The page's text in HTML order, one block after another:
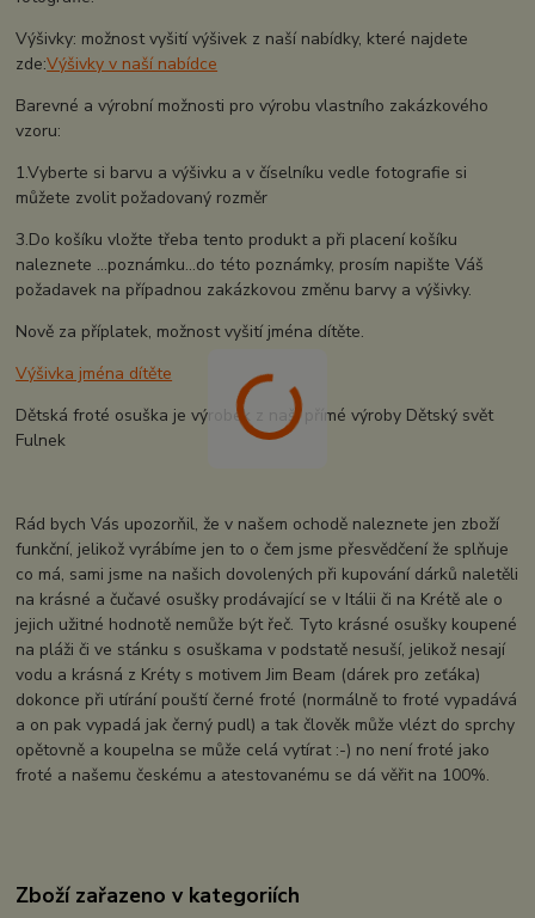
Výšivky: možnost vyšití výšivek z naší nabídky, které najdete
zde:Výšivky v naší nabídce
Barevné a výrobní možnosti pro výrobu vlastního zakázkového
vzoru:
1.Vyberte si barvu a výšivku a v číselníku vedle fotografie si
můžete zvolit požadovaný rozměr
3.Do košíku vložte třeba tento produkt a při placení košíku
naleznete ...poznámku...do této poznámky, prosím napište Váš
požadavek na případnou zakázkovou změnu barvy a výšivky.
Nově za příplatek, možnost vyšití jména dítěte.
Výšivka jména dítěte
Dětská froté osuška je výrobek z naší přímé výroby Dětský svět
Fulnek
Rád bych Vás upozorňil, že v našem ochodě naleznete jen zboží
funkční, jelikož vyrábíme jen to o čem jsme přesvědčení že splňuje
co má, sami jsme na našich dovolených při kupování dárků naletěli
na krásné a čučavé osušky prodávající se v Itálii či na Krétě ale o
jejich užitné hodnotě nemůže být řeč. Tyto krásné osušky koupené
na pláži či ve stánku s osuškama v podstatě nesuší, jelikož nesají
vodu a krásná z Kréty s motivem Jim Beam (dárek pro zeťáka)
dokonce při utírání pouští černé froté (normálně to froté vypadává
a on pak vypadá jak černý pudl) a tak člověk může vlézt do sprchy
opětovně a koupelna se může celá vytírat :-) no není froté jako
froté a našemu českému a atestovanému se dá věřit na 100%.
Zboží zařazeno v kategoriích